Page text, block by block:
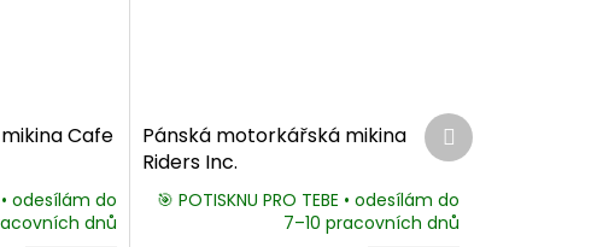
Cafe
• odesílám do
dnů
Pánská motorkářská mikina
Riders Inc.
🎯 POTISKNU PRO TEBE • odesílám do
7–10 pracovních dnů
Další
produkt